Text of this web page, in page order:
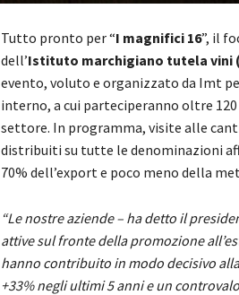
Tutto pronto per “I magnifici 16”, il
dell’Istituto marchigiano tutela vini
evento, voluto e organizzato da Imt
interno, a cui parteciperanno oltre
settore. In programma, visite alle
distribuiti su tutte le denominazioni
70% dell’export e poco meno della
“Le nostre aziende – ha detto il
attive sul fronte della promozione
hanno contribuito in modo decisivo
+33% negli ultimi 5 anni e un